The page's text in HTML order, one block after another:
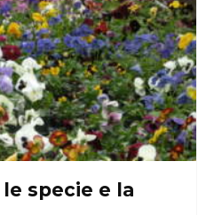
specie e la